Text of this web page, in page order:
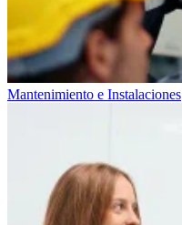
Mantenimiento e Instalaciones